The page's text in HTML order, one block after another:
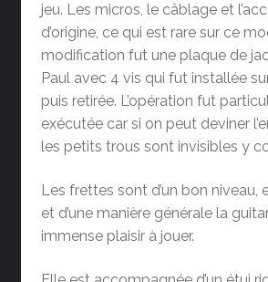
jeu. Les micros, le câblage et
d’origine, ce qui est rare sur ce
modification fut une plaque de
Paul avec 4 vis qui fut installée
puis retirée. L’opération fut
exécutée car si on peut deviner
les petits trous sont invisibles y
Les frettes sont d’un bon niveau,
et d’une manière générale la
immense plaisir à jouer.